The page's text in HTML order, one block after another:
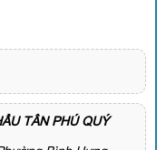
TÂN PHÚ QUÝ